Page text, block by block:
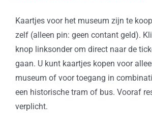
Kaartjes voor het museum zijn te
zelf (alleen pin: geen contant geld).
knop linksonder om direct naar de
gaan. U kunt kaartjes kopen voor
museum of voor toegang in
een historische tram of bus. Vooraf
verplicht.